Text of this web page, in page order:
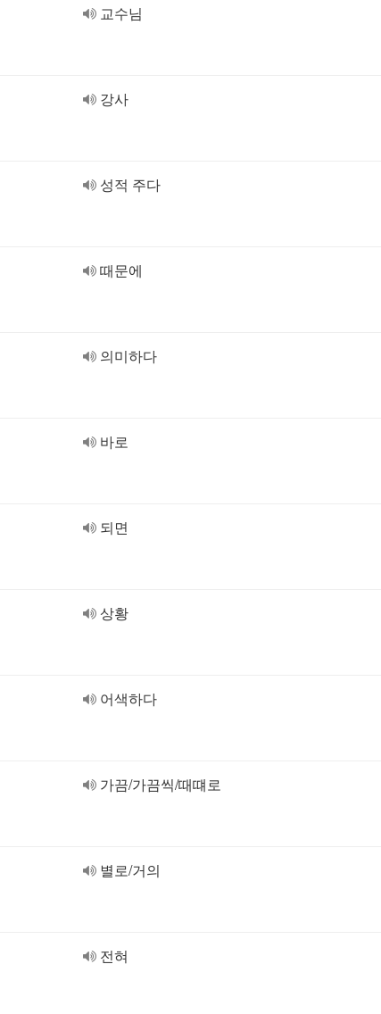
교수님
강사
성적 주다
때문에
의미하다
바로
되면
상황
어색하다
가끔/가끔씩/때떄로
별로/거의
전혀